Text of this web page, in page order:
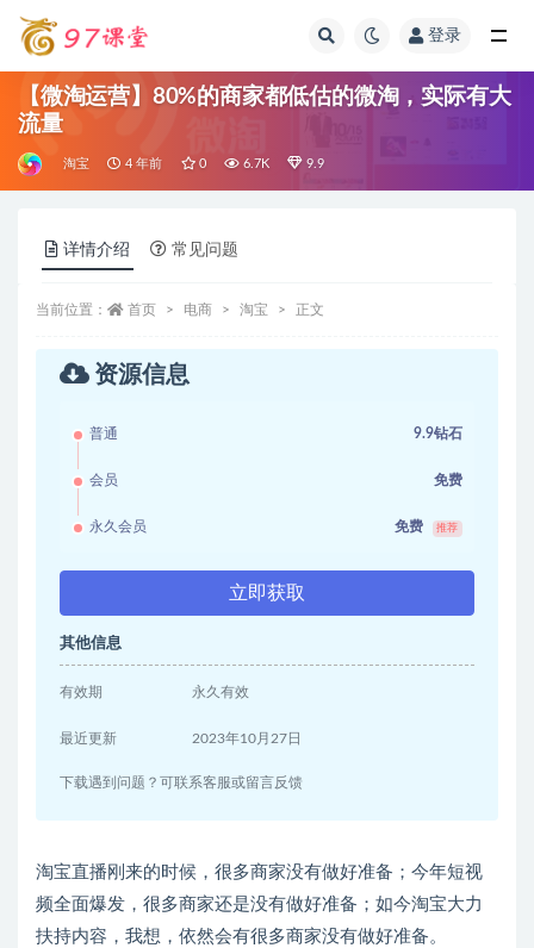
登录
【微淘运营】80%的商家都低估的微淘，实际有大
流量
淘宝 4 年前 0 6.7K 9.9
详情介绍 常见问题
当前位置： 首页 电商 淘宝 正文
资源信息
普通 9.9钻石
会员 免费
永久会员 免费 推荐
立即获取
其他信息
有效期 永久有效
最近更新 2023年10月27日
下载遇到问题？可联系客服或留言反馈
淘宝直播刚来的时候，很多商家没有做好准备；今年短视
频全面爆发，很多商家还是没有做好准备；如今淘宝大力
扶持内容，我想，依然会有很多商家没有做好准备。